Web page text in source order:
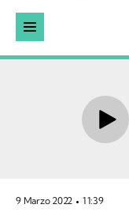
9 Marzo 2022 11:39